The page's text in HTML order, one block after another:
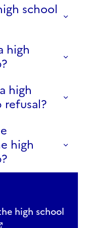
school
high
high
refusal?
high
high school